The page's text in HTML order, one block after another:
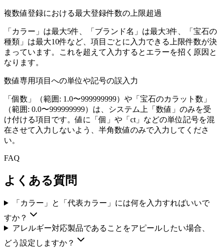
複数値登録における最大登録件数の上限超過
「カラー」は最大5件、「ブランド名」は最大3件、「宝石の
種類」は最大10件など、項目ごとに入力できる上限件数が決
まっています。これを超えて入力するとエラーを招く原因と
なります。
数値専用項目への単位や記号の誤入力
「個数」（範囲: 1.0〜999999999）や「宝石のカラット数」
（範囲: 0.0〜999999999）は、システム上「数値」のみを受
け付ける項目です。値に「個」や「ct」などの単位記号を混
在させて入力しないよう、半角数値のみで入力してくださ
い。
FAQ
よくある質問
「カラー」と「代表カラー」には何を入力すればいいで
すか？
アレルギー対応製品であることをアピールしたい場合、
どう設定しますか？